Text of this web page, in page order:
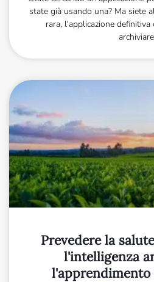
state già usando una? Ma siete
rara, l'applicazione
archiviare
Prevedere la
l'intelligenza